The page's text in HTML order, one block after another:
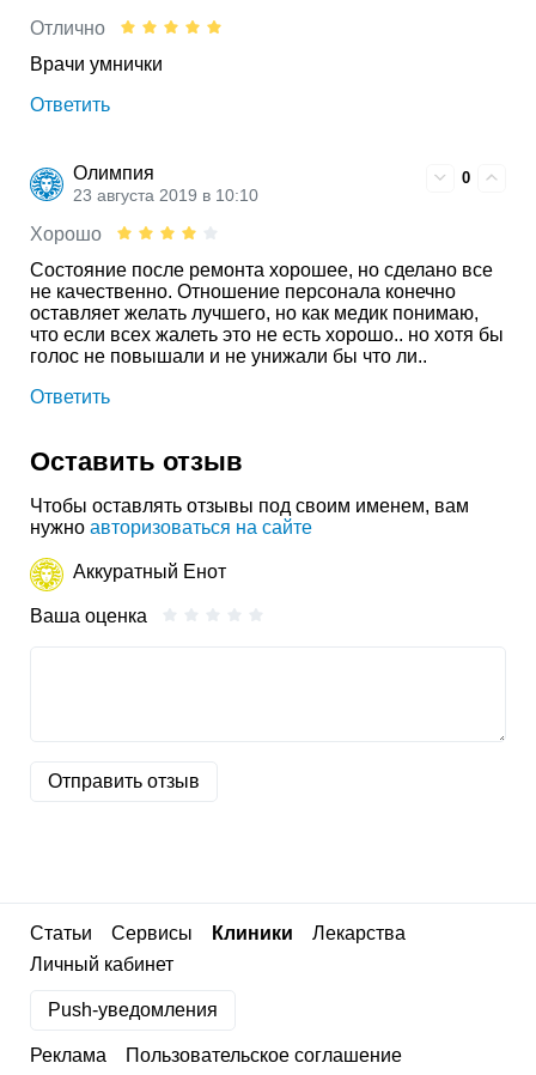
Отлично
Врачи умнички
Ответить
Олимпия
23 августа 2019 в 10:10
0
Хорошо
Состояние после ремонта хорошее, но сделано все
не качественно. Отношение персонала конечно
оставляет желать лучшего, но как медик понимаю,
что если всех жалеть это не есть хорошо.. но хотя бы
голос не повышали и не унижали бы что ли..
Ответить
Оставить отзыв
Чтобы оставлять отзывы под своим именем, вам
нужно авторизоваться на сайте
Аккуратный Енот
Ваша оценка
Отправить отзыв
Статьи Сервисы Клиники
Лекарства
Личный кабинет
Push-уведомления
Реклама Пользовательское соглашение